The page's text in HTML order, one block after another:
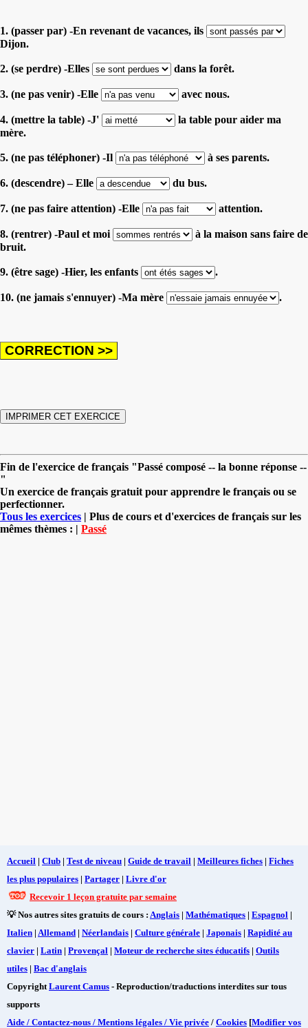
1. (passer par) -En revenant de vacances, ils
Dijon.
2. (se perdre) -Elles dans la forêt.
3. (ne pas venir) -Elle avec nous.
4. (mettre la table) -J'
la table pour aider ma
mère.
5. (ne pas téléphoner) -Il à ses parents.
6. (descendre) – Elle du bus.
7. (ne pas faire attention) -Elle attention.
8. (rentrer) -Paul et moi
à la maison sans faire de
bruit.
9. (être sage) -Hier, les enfants .
10. (ne jamais s'ennuyer) -Ma mère .
Fin de l'exercice de français "Passé composé -- la bonne réponse --
"
Un exercice de français gratuit pour apprendre le français ou se
perfectionner.
Tous les exercices | Plus de cours et d'exercices de français sur les
mêmes thèmes : | Passé
Accueil | Club | Test de niveau | Guide de travail | Meilleures fiches | Fiches
les plus populaires | Partager | Livre d'or
Recevoir 1 leçon gratuite par semaine
💡 Nos autres sites gratuits de cours : Anglais | Mathématiques | Espagnol |
Italien | Allemand | Néerlandais | Culture générale | Japonais | Rapidité au
clavier | Latin | Provençal | Moteur de recherche sites éducatifs | Outils
utiles | Bac d'anglais
Copyright Laurent Camus - Reproduction/traductions interdites sur tous
supports
Aide / Contactez-nous / Mentions légales / Vie privée / Cookies [Modifier vos